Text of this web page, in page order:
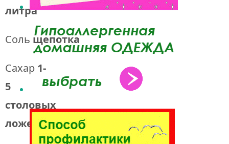
литра
Соль щепотка
Сахар 1-
5
столовых
ложек